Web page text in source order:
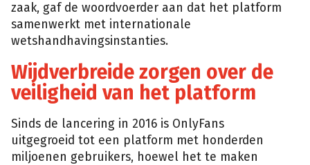
zaak, gaf de woordvoerder aan dat het platform
samenwerkt met internationale
wetshandhavingsinstanties.
Wijdverbreide zorgen over de
veiligheid van het platform
Sinds de lancering in 2016 is OnlyFans
uitgegroeid tot een platform met honderden
miljoenen gebruikers, hoewel het te maken